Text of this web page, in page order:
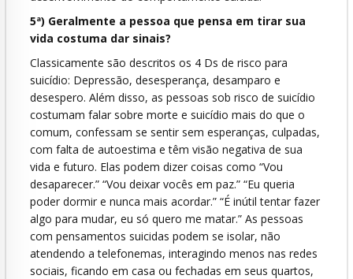
5ª) Geralmente a pessoa que pensa em tirar sua
vida costuma dar sinais?
Classicamente são descritos os 4 Ds de risco para
suicídio: Depressão, desesperança, desamparo e
desespero. Além disso, as pessoas sob risco de suicídio
costumam falar sobre morte e suicídio mais do que o
comum, confessam se sentir sem esperanças, culpadas,
com falta de autoestima e têm visão negativa de sua
vida e futuro. Elas podem dizer coisas como “Vou
desaparecer.” “Vou deixar vocês em paz.” “Eu queria
poder dormir e nunca mais acordar.” “É inútil tentar fazer
algo para mudar, eu só quero me matar.” As pessoas
com pensamentos suicidas podem se isolar, não
atendendo a telefonemas, interagindo menos nas redes
sociais, ficando em casa ou fechadas em seus quartos,